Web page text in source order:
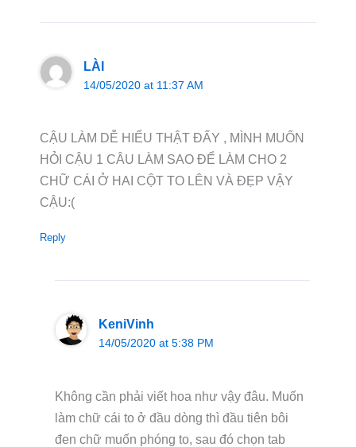
LÀI
14/05/2020 at 11:37 AM
CẬU LÀM DỄ HIỂU THẬT ĐẤY , MÌNH MUỐN
HỎI CẬU 1 CÂU LÀM SAO ĐỂ LÀM CHO 2
CHỮ CÁI Ở HAI CỘT TO LÊN VÀ ĐẸP VẬY
CẬU:(
Reply
KeniVinh
14/05/2020 at 5:38 PM
Không cần phải viết hoa như vậy đâu. Muốn
làm chữ cái to ở đầu dòng thì đầu tiên bôi
đen chữ muốn phóng to, sau đó chọn tab